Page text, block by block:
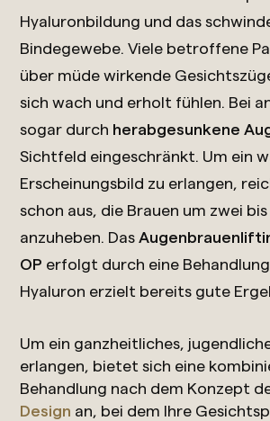
Hyaluronbildung und das
Bindegewebe. Viele betroffene
über müde wirkende
sich wach und erholt fühlen. Bei
sogar durch herabgesunkene
Sichtfeld eingeschränkt. Um ein
Erscheinungsbild zu erlangen,
schon aus, die Brauen um zwei
anzuheben. Das
OP erfolgt durch eine
Hyaluron erzielt bereits gute
Um ein ganzheitliches,
erlangen, bietet sich eine
Behandlung nach dem Konzept
Design an, bei dem Ihre